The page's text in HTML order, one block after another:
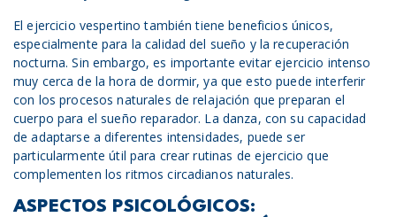
El ejercicio vespertino también tiene beneficios únicos,
especialmente para la calidad del sueño y la recuperación
nocturna. Sin embargo, es importante evitar ejercicio intenso
muy cerca de la hora de dormir, ya que esto puede interferir
con los procesos naturales de relajación que preparan el
cuerpo para el sueño reparador. La danza, con su capacidad
de adaptarse a diferentes intensidades, puede ser
particularmente útil para crear rutinas de ejercicio que
complementen los ritmos circadianos naturales.
ASPECTOS PSICOLÓGICOS: